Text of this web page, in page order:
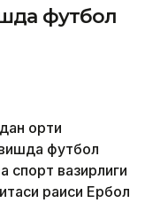
футбол
ортиқ
футбол
спорт вазирлиги
раиси Ербол